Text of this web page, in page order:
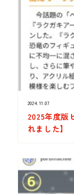
2024.11.07
2025年度版
れました】